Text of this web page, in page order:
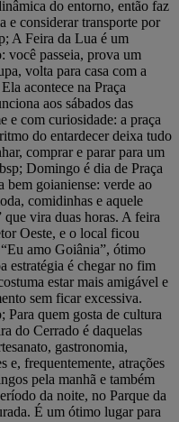
do entorno, então faz
e considerar transporte por
A Feira da Lua é um
você passeia, prova um
volta para casa com a
acontece na Praça
aos sábados das
e com curiosidade: a praça
do entardecer deixa tudo
comprar e parar para um
Domingo é dia de Praça
bem goianiense: verde ao
comidinhas e aquele
vira duas horas. A feira
Oeste, e o local ficou
amo Goiânia”, ótimo
estratégia é chegar no fim
estar mais amigável e
sem ficar excessiva.
quem gosta de cultura
do Cerrado é daquelas
gastronomia,
e, frequentemente, atrações
pela manhã e também
da noite, no Parque da
É um ótimo lugar para